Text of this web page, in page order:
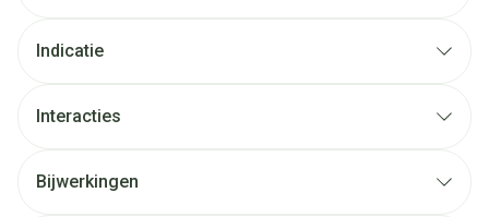
Indicatie
Interacties
Bijwerkingen